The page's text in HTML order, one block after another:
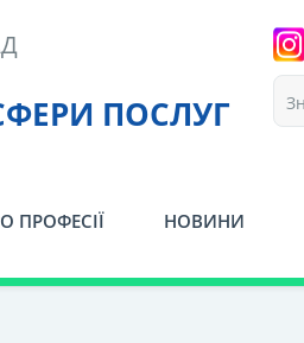
ПОСЛУГ
ПРОФЕСІЇ НОВИНИ